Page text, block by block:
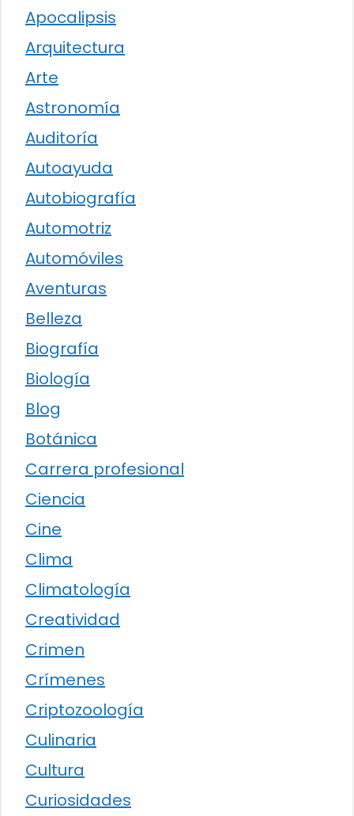
Apocalipsis
Arquitectura
Arte
Astronomía
Auditoría
Autoayuda
Autobiografía
Automotriz
Automóviles
Aventuras
Belleza
Biografía
Biología
Blog
Botánica
Carrera profesional
Ciencia
Cine
Clima
Climatología
Creatividad
Crimen
Crímenes
Criptozoología
Culinaria
Cultura
Curiosidades